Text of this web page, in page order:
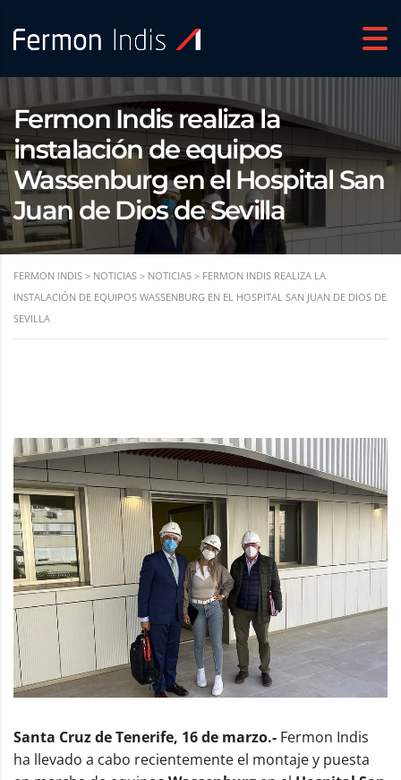
Fermon Indis realiza la
instalación de equipos
Wassenburg en el Hospital San
Juan de Dios de Sevilla
FERMON INDIS > NOTICIAS > NOTICIAS > FERMON INDIS REALIZA LA
INSTALACIÓN DE EQUIPOS WASSENBURG EN EL HOSPITAL SAN JUAN DE DIOS DE
SEVILLA
Santa Cruz de Tenerife, 16 de marzo.- Fermon Indis
ha llevado a cabo recientemente el montaje y puesta